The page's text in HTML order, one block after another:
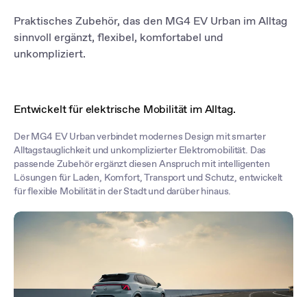
bevorstehende Fahrt konzentrieren können.
Praktisches Zubehör, das den MG4 EV Urban im Alltag
sinnvoll ergänzt, flexibel, komfortabel und
unkompliziert.
Entwickelt für elektrische Mobilität im Alltag.
Der MG4 EV Urban verbindet modernes Design mit smarter
Alltagstauglichkeit und unkomplizierter Elektromobilität. Das
passende Zubehör ergänzt diesen Anspruch mit intelligenten
Lösungen für Laden, Komfort, Transport und Schutz, entwickelt
für flexible Mobilität in der Stadt und darüber hinaus.